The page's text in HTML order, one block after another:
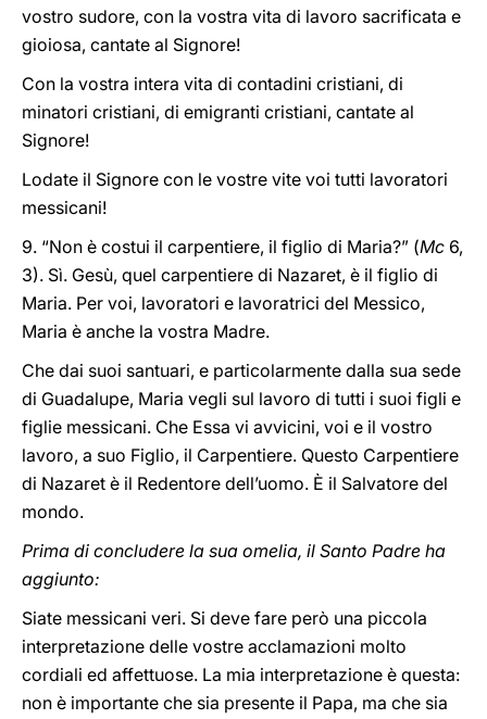
vostro sudore, con la vostra vita di lavoro sacrificata e
gioiosa, cantate al Signore!
Con la vostra intera vita di contadini cristiani, di
minatori cristiani, di emigranti cristiani, cantate al
Signore!
Lodate il Signore con le vostre vite voi tutti lavoratori
messicani!
9. “Non è costui il carpentiere, il figlio di Maria?” (Mc 6,
3). Sì. Gesù, quel carpentiere di Nazaret, è il figlio di
Maria. Per voi, lavoratori e lavoratrici del Messico,
Maria è anche la vostra Madre.
Che dai suoi santuari, e particolarmente dalla sua sede
di Guadalupe, Maria vegli sul lavoro di tutti i suoi figli e
figlie messicani. Che Essa vi avvicini, voi e il vostro
lavoro, a suo Figlio, il Carpentiere. Questo Carpentiere
di Nazaret è il Redentore dell’uomo. È il Salvatore del
mondo.
Prima di concludere la sua omelia, il Santo Padre ha
aggiunto:
Siate messicani veri. Si deve fare però una piccola
interpretazione delle vostre acclamazioni molto
cordiali ed affettuose. La mia interpretazione è questa:
non è importante che sia presente il Papa, ma che sia